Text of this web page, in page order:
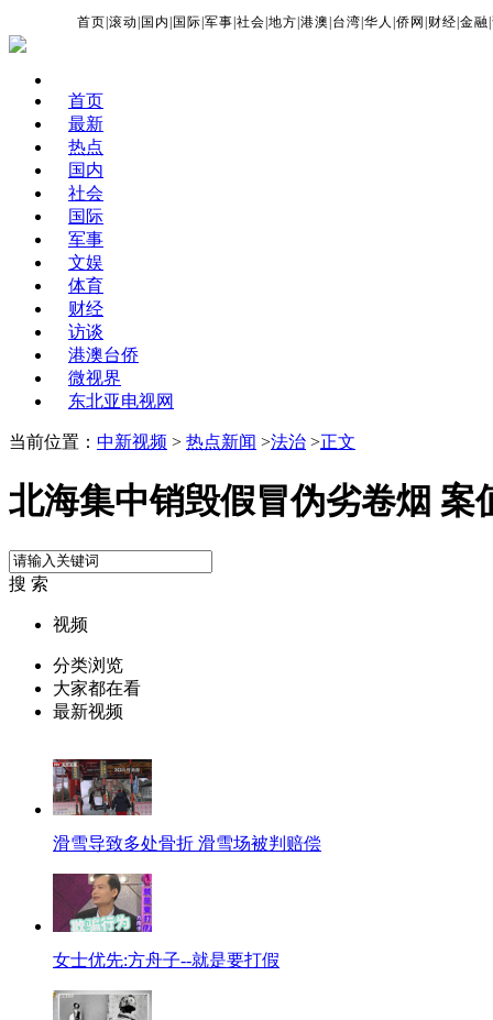
首页 |滚动 国内 国际 |军事 |社会 |地方 |港澳 台湾 |华人 |侨网 财经 |金融 |
首页
最新
热点
国内
社会
国际
军事
文娱
体育
财经
访谈
港澳台侨
微视界
东北亚电视网
当前位置： 中新视频 > 热点新闻 >法治 >正文
北海集中销毁假冒伪劣卷烟 案
搜 索
视频
分类浏览
大家都在看
最新视频
滑雪导致多处骨折 滑雪场被判赔偿
女士优先:方舟子--就是要打假